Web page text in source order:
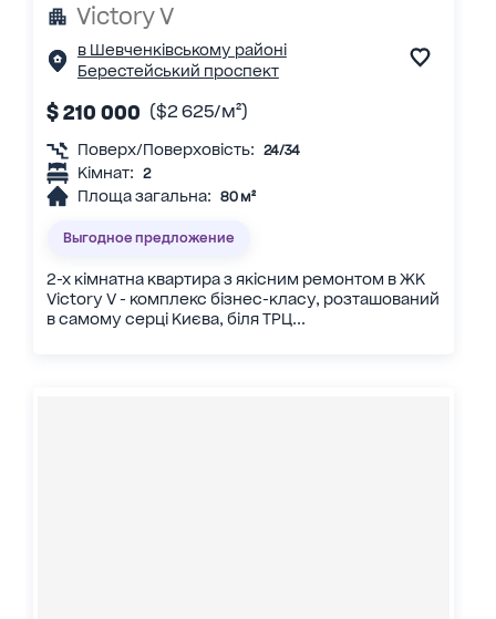
Victory V
в Шевченківському районі
Берестейський проспект
$ 210 000 ($2 625/м²)
Поверх/Поверховість: 24/34
Кімнат: 2
Площа загальна: 80 м²
Выгодное предложение
2-х кімнатна квартира з якісним ремонтом в ЖК
Victory V - комплекс бізнес-класу, розташований
в самому серці Києва, біля ТРЦ...